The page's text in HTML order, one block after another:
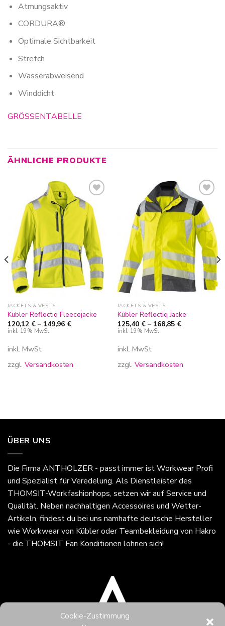
Cookie-Zustimmung
Atmungsaktiv
CORDURA®
Optimale Sichtbarkeit
Stretch
Wasserabweisend
Winddicht
GRÖSSENTABELLE
ÄHNLICHE PRODUKTE
Zur
Wunschliste
hinzufügen
JACKETS & VESTS
Kübler Reflectiq Fleecejacke
120,12 €– 149,96 €
inkl. 19% MwSt
inkl. MwSt.
zzgl. Versandkosten
Zur
Wunschliste
hinzufügen
JACKETS & VESTS
Kübler Reflectiq Jacke
125,40 €– 168,85 €
inkl. 19% MwSt
inkl. MwSt.
zzgl. Versandkosten
ÜBER UNS
Die Firma ANTHOLZER - passt immerist Workwear Profi
und Spezialist für Veredelung. Als Dienstleister des
THOMSIT-Workfashionhops, setzen wir auf Service und
Qualität. Neben nachhaltigen Accessoires und Wetter-
Artikeln, findest du bei uns namhafte deutsche Hersteller
wie Workwear von Kübler oder Teambekleidung von Hakro
- die THOMSIT Fan Konditionen lohnen sich!